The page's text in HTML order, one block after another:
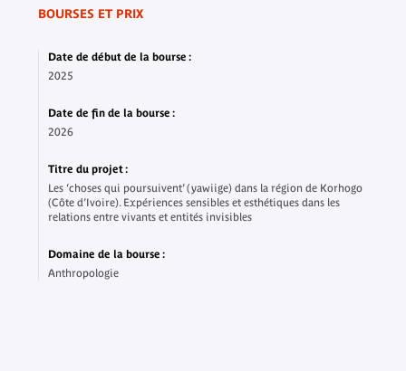
BOURSES ET PRIX
Date de début de la bourse :
2025
Date de fin de la bourse :
2026
Titre du projet :
Les ‘choses qui poursuivent’ (yawiige) dans la région de Korhogo
(Côte d’Ivoire). Expériences sensibles et esthétiques dans les
relations entre vivants et entités invisibles
Domaine de la bourse :
Anthropologie